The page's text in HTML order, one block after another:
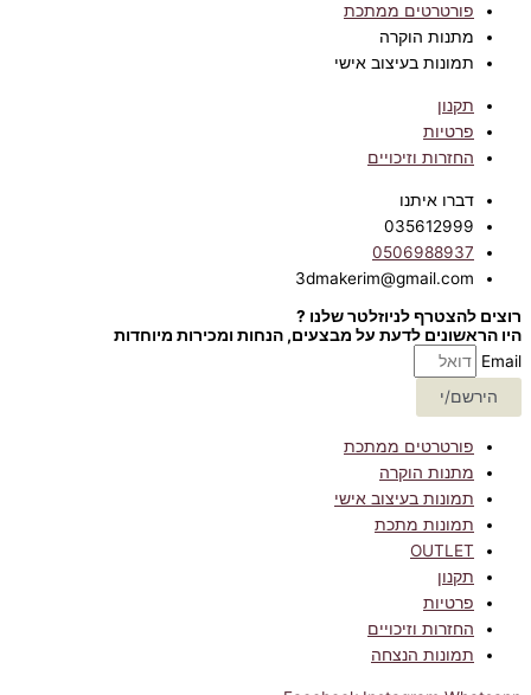
פורטרטים ממתכת
מתנות הוקרה
תמונות בעיצוב אישי
תקנון
פרטיות
החזרות וזיכויים
דברו איתנו
035612999
0506988937
3dmakerim@gmail.com
רוצים להצטרף לניוזלטר שלנו ?
היו הראשונים לדעת על מבצעים, הנחות ומכירות מיוחדות
Email
הירשם/י
פורטרטים ממתכת
מתנות הוקרה
תמונות בעיצוב אישי
תמונות מתכת
OUTLET
תקנון
פרטיות
החזרות וזיכויים
תמונות הנצחה